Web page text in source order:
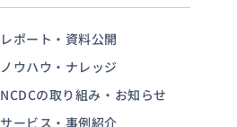
レポート・資料公開
ノウハウ・ナレッジ
NCDCの取り組み・お知らせ
サービス・事例紹介